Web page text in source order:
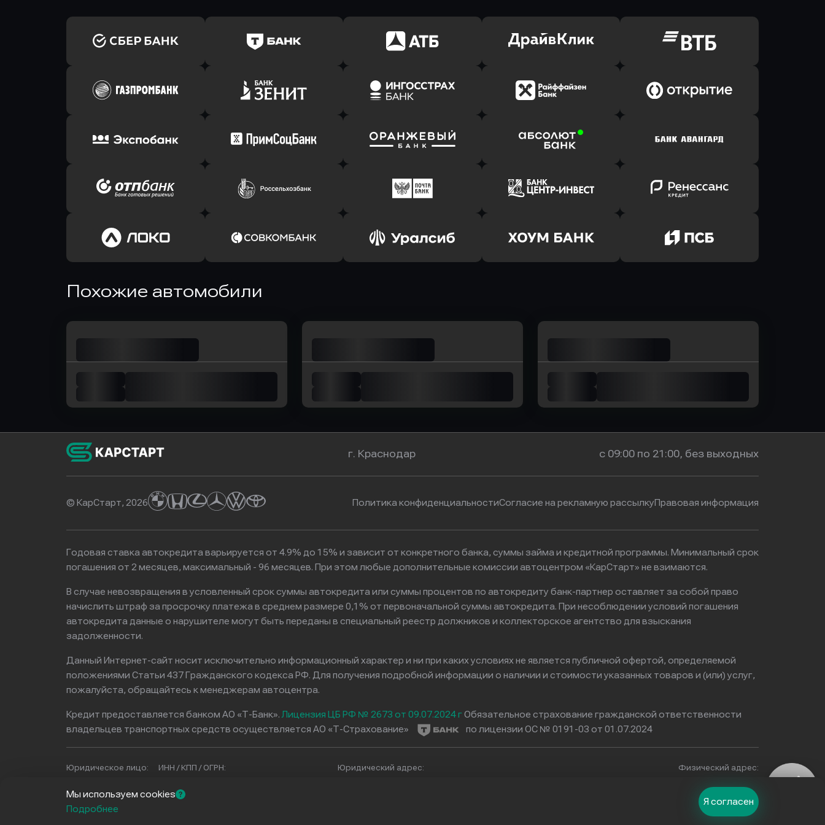
Оправить заявку
в Сбербанк
Оправить заявку
в Т-Банк (Тинькофф)
Оправить заявку
в АТБ Банк
Оправить заявку
в Драйв Клик Банк
Оправить заявку
в ВТБ
в Газпромбанк
Оправить заявку
в Зенит Банк
Оправить заявку
в Ингосстрах Банк
Оправить заявку
в Райффайзен Банк
в Банк Открытие
Оправить заявку
в Экспобанк
Оправить заявку
в Примсоцбанк
Оправить заявку
в Банк Оранжевый
Оправить заявку
в Абсолют Банк
Оправить заявку
в Банк Авангард
Оправить заявку
в ОТП БАНК
Оправить заявку
в РоссельхозБанк
Оправить заявку
в Почта Банк
Оправить заявку
в Центр-Инвест
Оправить заявку
в Ренессанс Банк
в Локо-Банк
в Совкомбанк
Похожие автомобили
Мы используем cookies
Подробнее
Я согласен
г. Краснодар с 09:00 по 21:00, без выходных
© КарСтарт, 2026 Политика конфиденциальностиСогласие на рекламную рассылкуПравовая информация
Годовая ставка автокредита варьируется от 4.9% до 15% и зависит от конкретного банка, суммы займа и кредитной программы. Минимальный срок
погашения от 2 месяцев, максимальный - 96 месяцев. При этом любые дополнительные комиссии автоцентром «КарСтарт» не взимаются.
В случае невозвращения в условленный срок суммы автокредита или суммы процентов по автокредиту банк-партнер оставляет за собой право
начислить штраф за просрочку платежа в среднем размере 0,1% от первоначальной суммы автокредита. При несоблюдении условий погашения
автокредита данные о нарушителе могут быть переданы в специальный реестр должников и коллекторское агентство для взыскания
задолженности.
Данный Интернет-сайт носит исключительно информационный характер и ни при каких условиях не является публичной офертой, определяемой
положениями Статьи 437 Гражданского кодекса РФ. Для получения подробной информации о наличии и стоимости указанных товаров и (или) услуг,
пожалуйста, обращайтесь к менеджерам автоцентра.
Кредит предоставляется банком АО «Т-Банк». Лицензия ЦБ РФ № 2673 от 09.07.2024 гОбязательное страхование гражданской ответственности
владельцев транспортных средств осуществляется АО «Т-Страхование»
по лицензии ОС № 0191-03 от 01.07.2024
Юридическое лицо:
ИНН / КПП / ОГРН:
Юридический адрес:
Физический адрес: